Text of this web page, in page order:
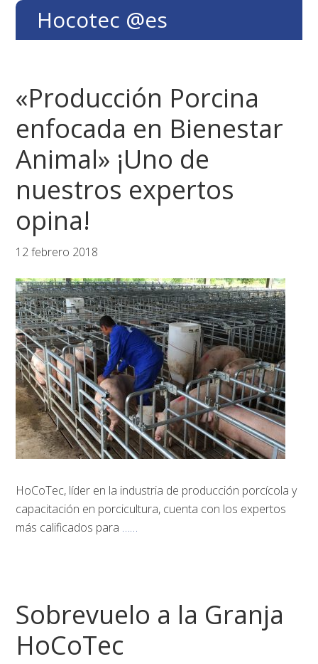
Saltar
Saltar
Saltar
Hocotec @es
«Producción Porcina
enfocada en Bienestar
Animal» ¡Uno de
nuestros expertos
opina!
12 febrero 2018
HoCoTec, líder en la industria de producción porcícola y
capacitación en porcicultura, cuenta con los expertos
más calificados para ……
Sobrevuelo a la Granja
HoCoTec